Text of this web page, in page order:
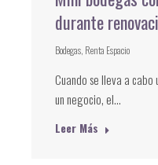
durante
Bodegas, Renta Espacio
Cuando se lleva a cabo
un negocio, el…
Leer Más